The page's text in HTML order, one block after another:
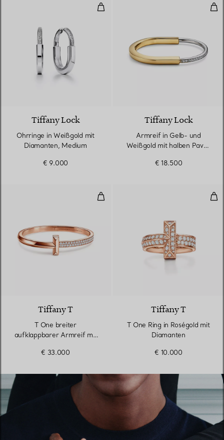
Ohrringe in Weißgold mit
Tiffany Lock
Ohrringe in Weißgold mit
Diamanten, Medium
€ 9.000
Tiffany Lock
Armreif in Gelb- und
Weißgold mit halben Pavé-
€ 18.500
T One breiter aufklappbarer
Tiffany T
T One breiter
aufklappbarer Armreif mit
€ 33.000
T
Tiffany T
T One Ring in Roségold mit
Diamanten
€ 10.000